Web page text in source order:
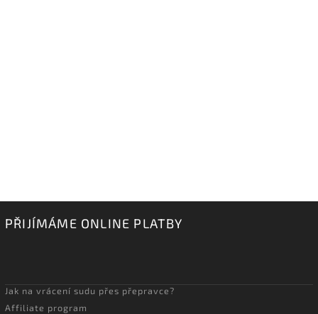
PŘIJÍMÁME ONLINE PLATBY
Jak na vrácení sudu přes přepravce?
Affiliate program